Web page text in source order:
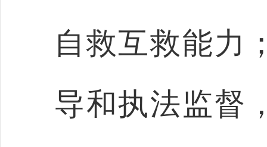
自救互救能力
导和执法监督